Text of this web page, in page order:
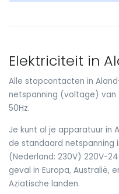
Elektriciteit in
Alle stopcontacten in
netspanning (voltage) van
50Hz.
Je kunt al je apparatuur in
de standaard netspanning
(Nederland: 230V) 220V-
geval in Europa, Australië,
Aziatische landen.